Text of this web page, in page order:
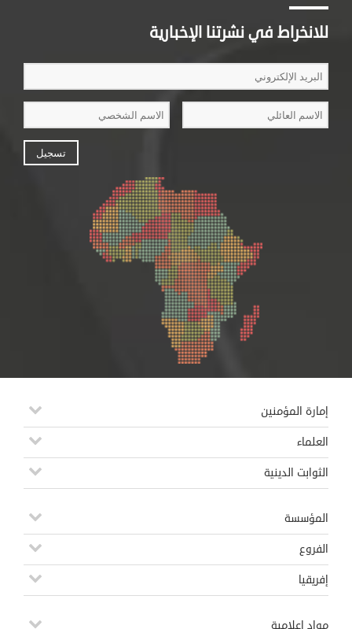
للانخراط في نشرتنا الإخبارية
إمارة المؤمنين
العلماء
الثوابت الدينية
المؤسسة
الفروع
إفريقيا
مواد إعلامية